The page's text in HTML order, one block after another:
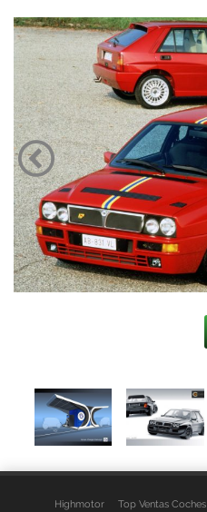
Highmotor Top Ventas Coches